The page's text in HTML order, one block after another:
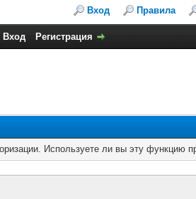
Вход Правила
Вход Регистрация
Используете ли вы эту функцию